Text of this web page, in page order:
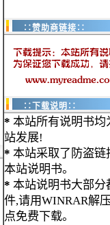
∷赞助商链接∷
∷下载说明∷
* 本站所有说明书均
站发展!
* 本站采取了防盗链
本站说明书。
* 本站说明书大部分
件,请用WINRAR解
点免费下载。